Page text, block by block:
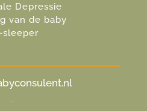
Depressie
van de baby
sleeper
-